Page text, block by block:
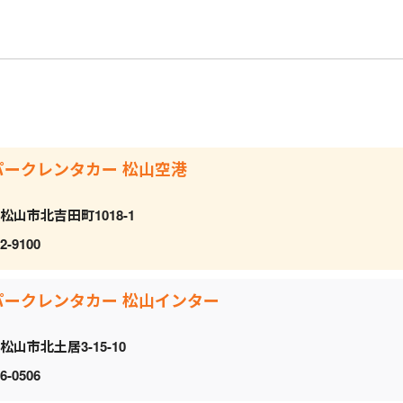
クレンタカー 松山空港
山市北吉田町1018-1
9100
クレンタカー 松山インター
山市北土居3-15-10
0506